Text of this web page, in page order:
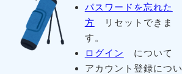
パスワードを忘れた
方 リセットできま
す。
ログイン
について
アカウント登録につい